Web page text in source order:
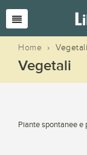
Home › Vegetali
Vegetali
Piante spontanee e